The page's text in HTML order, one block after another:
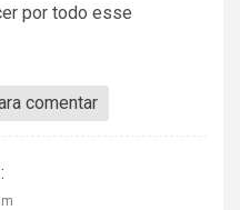
por todo esse
comentar